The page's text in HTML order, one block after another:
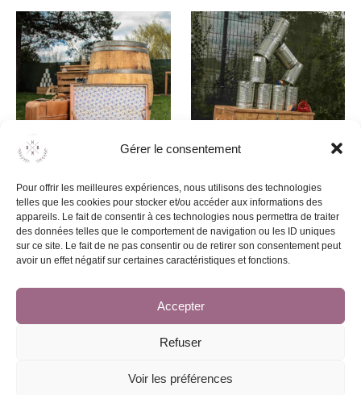
Gérer le consentement
Pour offrir les meilleures expériences, nous utilisons des technologies
telles que les cookies pour stocker et/ou accéder aux informations des
appareils. Le fait de consentir à ces technologies nous permettra de traiter
des données telles que le comportement de navigation ou les ID uniques
sur ce site. Le fait de ne pas consentir ou de retirer son consentement peut
avoir un effet négatif sur certaines caractéristiques et fonctions.
Accepter
Refuser
Voir les préférences
Valise vintage en cuir
10,00€
Ajouter au devis
Chamboule Tout
25,00€
Ajouter au devis
© 2026 - HBNB Event | Tous droits réservés